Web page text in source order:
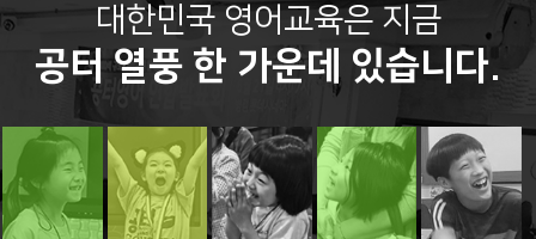
대한민국 영어교육은 지금
공터 열풍 한 가운데 있습니다.